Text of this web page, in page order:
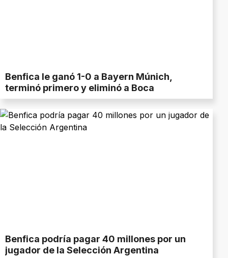
Benfica le ganó 1-0 a Bayern Múnich,
terminó primero y eliminó a Boca
Benfica podría pagar 40 millones por un
jugador de la Selección Argentina